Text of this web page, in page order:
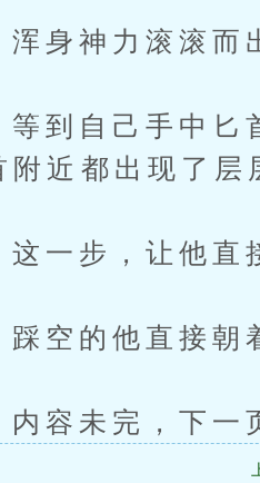
力滚滚而出
己手中匕首
附近都出现了
，让他直接
他直接朝着
未完，下一页